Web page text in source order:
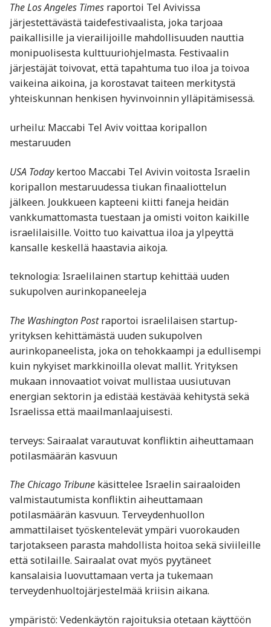
The Los Angeles Times raportoi Tel Avivissa
järjestettävästä taidefestivaalista, joka tarjoaa
paikallisille ja vierailijoille mahdollisuuden nauttia
monipuolisesta kulttuuriohjelmasta. Festivaalin
järjestäjät toivovat, että tapahtuma tuo iloa ja toivoa
vaikeina aikoina, ja korostavat taiteen merkitystä
yhteiskunnan henkisen hyvinvoinnin ylläpitämisessä.
urheilu: Maccabi Tel Aviv voittaa koripallon
mestaruuden
USA Todaykertoo Maccabi Tel Avivin voitosta Israelin
koripallon mestaruudessa tiukan finaaliottelun
jälkeen. Joukkueen kapteeni kiitti faneja heidän
vankkumattomasta tuestaan ja omisti voiton kaikille
israelilaisille. Voitto tuo kaivattua iloa ja ylpeyttä
kansalle keskellä haastavia aikoja.
teknologia: Israelilainen startup kehittää uuden
sukupolven aurinkopaneeleja
The Washington Postraportoi israelilaisen startup-
yrityksen kehittämästä uuden sukupolven
aurinkopaneelista, joka on tehokkaampi ja edullisempi
kuin nykyiset markkinoilla olevat mallit. Yrityksen
mukaan innovaatiot voivat mullistaa uusiutuvan
energian sektorin ja edistää kestävää kehitystä sekä
Israelissa että maailmanlaajuisesti.
terveys: Sairaalat varautuvat konfliktin aiheuttamaan
potilasmäärän kasvuun
The Chicago Tribune käsittelee Israelin sairaaloiden
valmistautumista konfliktin aiheuttamaan
potilasmäärän kasvuun. Terveydenhuollon
ammattilaiset työskentelevät ympäri vuorokauden
tarjotakseen parasta mahdollista hoitoa sekä siviileille
että sotilaille. Sairaalat ovat myös pyytäneet
kansalaisia luovuttamaan verta ja tukemaan
terveydenhuoltojärjestelmää kriisin aikana.
ympäristö: Vedenkäytön rajoituksia otetaan käyttöön